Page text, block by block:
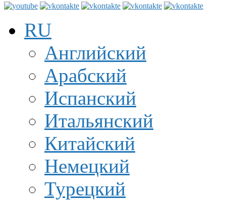
RU
Английский
Арабский
Испанский
Итальянский
Китайский
Немецкий
Турецкий